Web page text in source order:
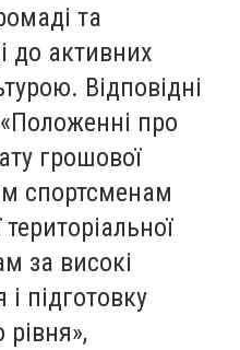
та
до активних
Відповідні
про
грошової
спортсменам
за високі
підготовку